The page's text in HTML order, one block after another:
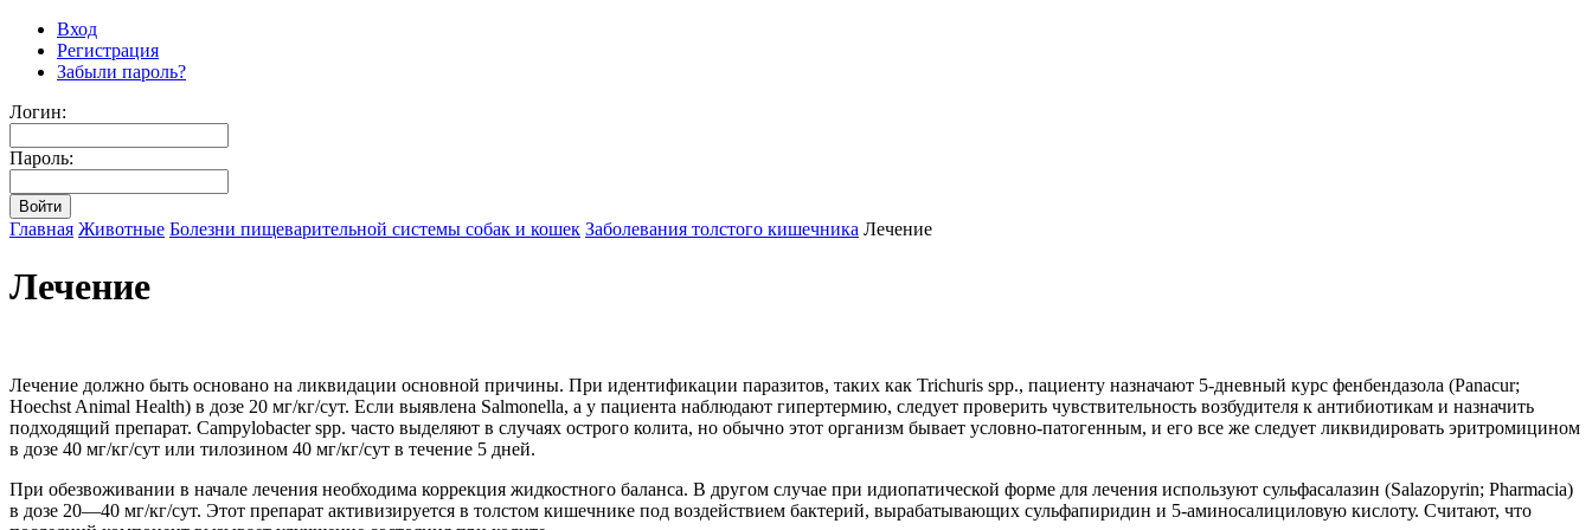
Вход
Регистрация
Забыли пароль?
Логин:
Пароль:
Главная Животные Болезни пищеварительной системы собак и кошек Заболевания толстого кишечника Лечение
Лечение
Лечение должно быть основано на ликвидации основной причины. При идентификации паразитов, таких как Trichuris spp., пациенту назначают 5-дневный курс фенбендазола (Panacur;
Hoechst Animal Health) в дозе 20 мг/кг/сут. Если выявлена Salmonella, a y пациента наблюдают гипертермию, следует проверить чувствительность возбудителя к антибиотикам и назначить
подходящий препарат. Campylobacter spp. часто выделяют в случаях острого колита, но обычно этот организм бывает условно-патогенным, и его все же следует ликвидировать эритромицином
в дозе 40 мг/кг/сут или тилозином 40 мг/кг/сут в течение 5 дней.
При обезвоживании в начале лечения необходима коррекция жидкостного баланса. В другом случае при идиопатической форме для лечения используют сульфасалазин (Salazopyrin; Pharmacia)
в дозе 20—40 мг/кг/сут. Этот препарат активизируется в толстом кишечнике под воздействием бактерий, вырабатывающих сульфапиридин и 5-аминосалициловую кислоту. Считают, что